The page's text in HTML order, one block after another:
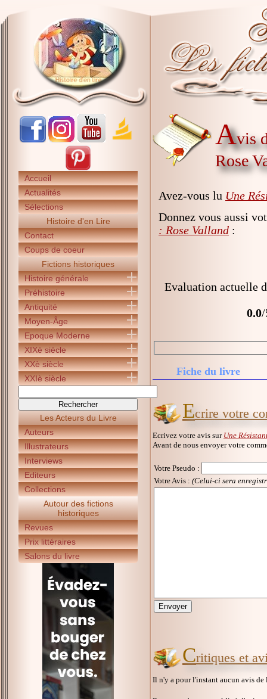
Accueil
Actualités
Sélections
Histoire d'en Lire
Contact
Coups de coeur
Fictions historiques
Histoire générale
Préhistoire
Antiquité
Moyen-Âge
Epoque Moderne
XIXè siècle
XXè siècle
XXIè siècle
Les Acteurs du Livre
Auteurs
Illustrateurs
Interviews
Editeurs
Collections
Autour des fictions
historiques
Revues
Prix littéraires
Salons du livre
Avis
Rose
Avez-vous lu Une
Donnez vous aussi
: Rose Valland :
Evaluation actuelle
0.0/
Fiche du livre
Ecrire votre
Ecrivez votre avis sur Une
Avant de nous envoyer votre
Votre Pseudo :
Votre Avis : (Celui-ci sera
Critiques et
Il n'y a pour l'instant aucun avis